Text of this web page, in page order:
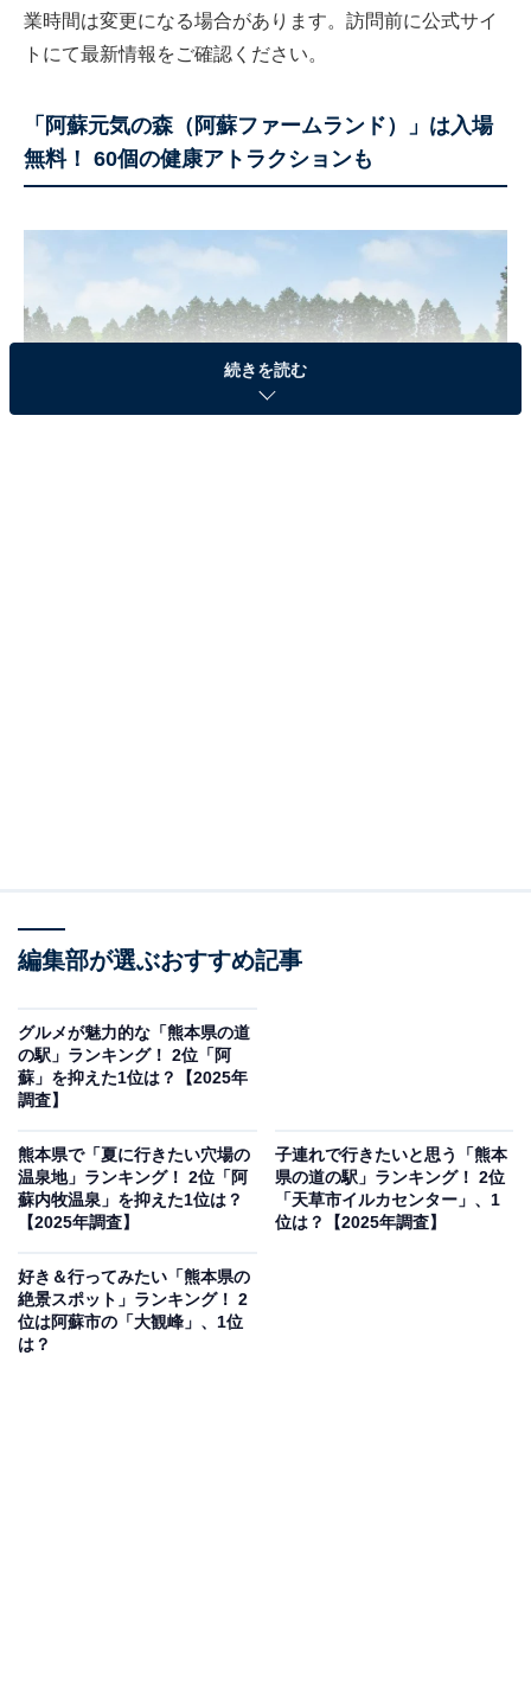
業時間は変更になる場合があります。訪問前に公式サイ
トにて最新情報をご確認ください。
「阿蘇元気の森（阿蘇ファームランド）」は入場
無料！ 60個の健康アトラクションも
した60個のオリジナル健康運動アトラクションで構成さ
力・記憶力・正確性などをゲーム感覚で測定・鍛えられ
ます。子どもはもちろん、大人やシニアまで自分のペー
スで楽しめます。
「ふれあい動物王国」ではビーバー・羊・カピバラなど
の動物にえさやり体験ができます。「手づくり体験館」
年齢・肌年齢測定なども。日本最大級1000坪の露天風呂
「阿蘇健康火山温泉」も人気。
続きを読む
編集部が選ぶおすすめ記事
グルメが魅力的な「熊本県の道
の駅」ランキング！ 2位「阿
蘇」を抑えた1位は？【2025年
調査】
熊本県で「夏に行きたい穴場の
温泉地」ランキング！ 2位「阿
蘇内牧温泉」を抑えた1位は？
【2025年調査】
子連れで行きたいと思う「熊本
県の道の駅」ランキング！ 2位
「天草市イルカセンター」、1
位は？【2025年調査】
好き＆行ってみたい「熊本県の
絶景スポット」ランキング！ 2
位は阿蘇市の「大観峰」、1位
は？